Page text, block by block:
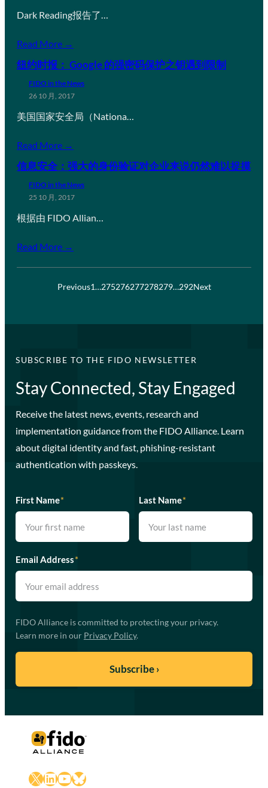
Dark Reading报告了…
Read More →
纽约时报： Google 的强密码保护之钥遇到限制
FIDO in the News
26 10 月, 2017
美国国家安全局（Nationa…
Read More →
信息安全：强大的身份验证对企业来说仍然难以捉摸
FIDO in the News
25 10 月, 2017
根据由 FIDO Allian…
Read More →
Previous1…275276277278279…292Next
SUBSCRIBE TO THE FIDO NEWSLETTER
Stay Connected, Stay Engaged
Receive the latest news, events, research and
implementation guidance from the FIDO Alliance. Learn
about digital identity and fast, phishing-resistant
authentication with passkeys.
First Name* Last Name*
Email Address*
FIDO Alliance is committed to protecting your privacy.
Learn more in our Privacy Policy.
X LinkedIn
YouTube
Bluesky